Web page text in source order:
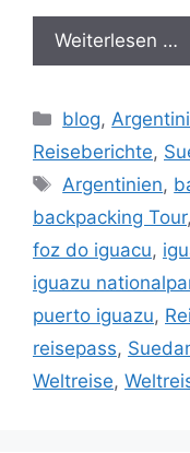
Weiterlesen …
Kategorien
blog,
Reiseberichte,
Schlagwörter
Argentinien,
backpacking Tour,
foz do iguacu,
iguazu
puerto iguazu,
reisepass,
Weltreise,